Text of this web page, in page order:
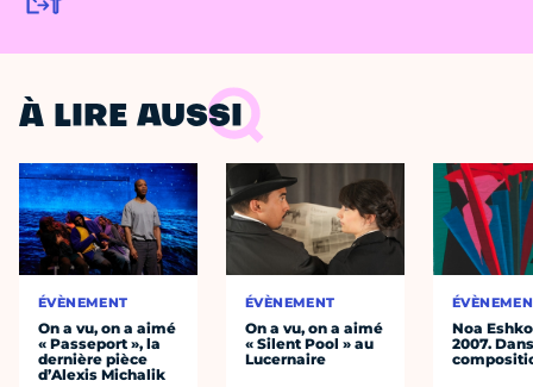
À LIRE AUSSI
ÉVÈNEMENT
On a vu, on a aimé
« Passeport », la
dernière pièce
d’Alexis Michalik
ÉVÈNEMENT
On a vu, on a aimé
« Silent Pool » au
Lucernaire
Noa
2007.